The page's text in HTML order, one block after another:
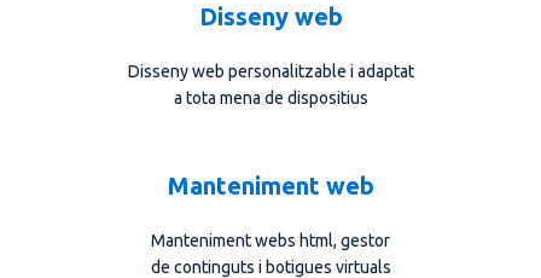
Disseny web
Disseny web personalitzable i adaptat
a tota mena de dispositius
Manteniment web
Manteniment webs html, gestor
de continguts i botigues virtuals